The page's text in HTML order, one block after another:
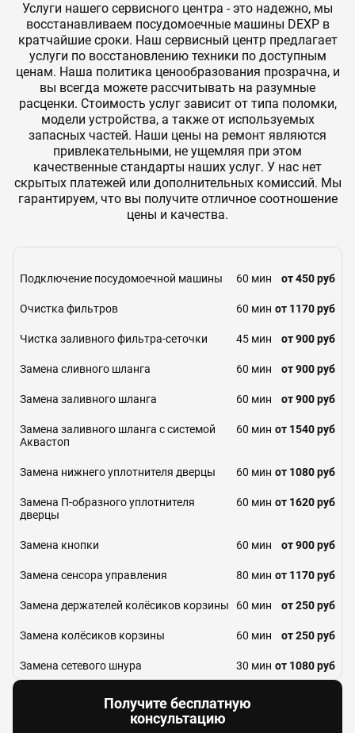
Услуги нашего сервисного центра - это надежно, мы
восстанавливаем посудомоечные машины DEXP в
кратчайшие сроки. Наш сервисный центр предлагает
услуги по восстановлению техники по доступным
ценам. Наша политика ценообразования прозрачна, и
вы всегда можете рассчитывать на разумные
расценки. Стоимость услуг зависит от типа поломки,
модели устройства, а также от используемых
запасных частей. Наши цены на ремонт являются
привлекательными, не ущемляя при этом
качественные стандарты наших услуг. У нас нет
скрытых платежей или дополнительных комиссий. Мы
гарантируем, что вы получите отличное соотношение
цены и качества.
Подключение посудомоечной машины 60 мин от 450 руб
Очистка фильтров 60 мин от 1170 руб
Чистка заливного фильтра-сеточки 45 мин от 900 руб
Замена сливного шланга 60 мин от 900 руб
Замена заливного шланга 60 мин от 900 руб
Замена заливного шланга с системой
Аквастоп
60 мин от 1540 руб
Замена нижнего уплотнителя дверцы 60 мин от 1080 руб
Замена П-образного уплотнителя
дверцы
60 мин от 1620 руб
Замена кнопки 60 мин от 900 руб
Замена сенсора управления 80 мин от 1170 руб
Замена держателей колёсиков корзины 60 мин от 250 руб
Замена колёсиков корзины 60 мин от 250 руб
Замена сетевого шнура 30 мин от 1080 руб
Замена датчика соли
Ремонт или замена пружины дверцы
Получите бесплатную
консультацию